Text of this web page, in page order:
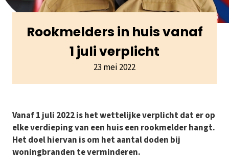
Rookmelders in huis vanaf
1 juli verplicht
23 mei 2022
Vanaf 1 juli 2022 is het wettelijke verplicht dat er op
elke verdieping van een huis een rookmelder hangt.
Het doel hiervan is om het aantal doden bij
woningbranden te verminderen.